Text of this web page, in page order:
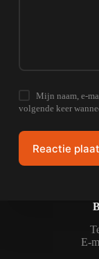
Mijn naam, e-
volgende keer
Reactie
E-